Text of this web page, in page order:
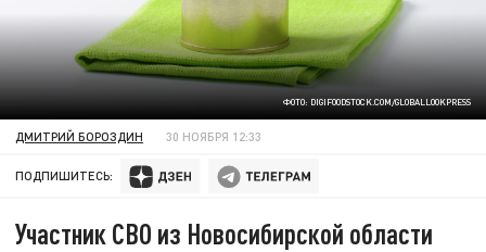
ФОТО: DIGIFOODSTOCK.COM/GLOBALLOOKPRESS
ДМИТРИЙ БОРОЗДИН 30 НОЯБРЯ 12:33
ПОДПИШИТЕСЬ:
Участник СВО из Новосибирской области